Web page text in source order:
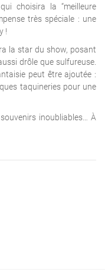
choisira la “meilleure
très spéciale : une
!
la star du show, posant
drôle que sulfureuse.
peut être ajoutée :
taquineries pour une
inoubliables… À